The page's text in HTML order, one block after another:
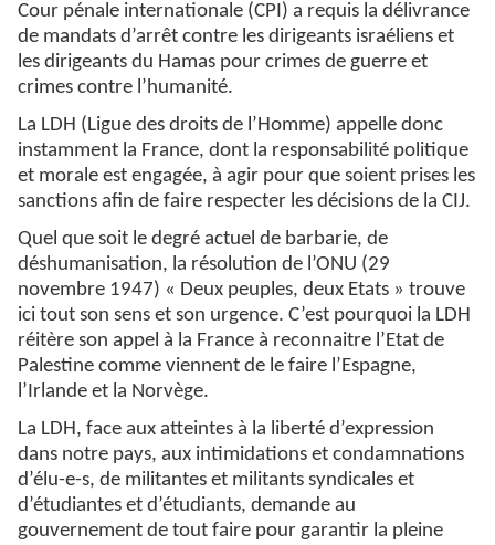
Cour pénale internationale (CPI) a requis la délivrance
de mandats d’arrêt contre les dirigeants israéliens et
les dirigeants du Hamas pour crimes de guerre et
crimes contre l’humanité.
La LDH (Ligue des droits de l’Homme) appelle donc
instamment la France, dont la responsabilité politique
et morale est engagée, à agir pour que soient prises les
sanctions afin de faire respecter les décisions de la CIJ.
Quel que soit le degré actuel de barbarie, de
déshumanisation, la résolution de l’ONU (29
novembre 1947) « Deux peuples, deux Etats » trouve
ici tout son sens et son urgence. C’est pourquoi la LDH
réitère son appel à la France à reconnaitre l’Etat de
Palestine comme viennent de le faire l’Espagne,
l’Irlande et la Norvège.
La LDH, face aux atteintes à la liberté d’expression
dans notre pays, aux intimidations et condamnations
d’élu-e-s, de militantes et militants syndicales et
d’étudiantes et d’étudiants, demande au
gouvernement de tout faire pour garantir la pleine